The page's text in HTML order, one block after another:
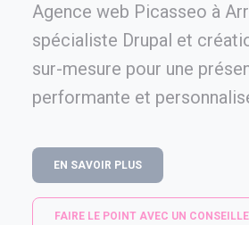
Agence web Picasseo à
spécialiste Drupal et
sur-mesure pour une
performante et
EN SAVOIR PLUS
FAIRE LE POINT AVEC UN